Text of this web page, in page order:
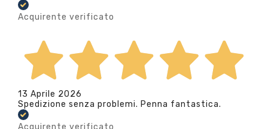
Acquirente verificato
13 Aprile 2026
Spedizione senza problemi. Penna fantastica.